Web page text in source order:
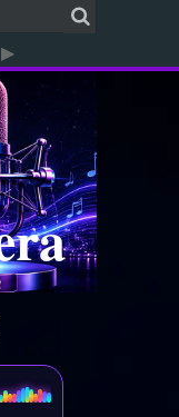
Radio Sfera Music